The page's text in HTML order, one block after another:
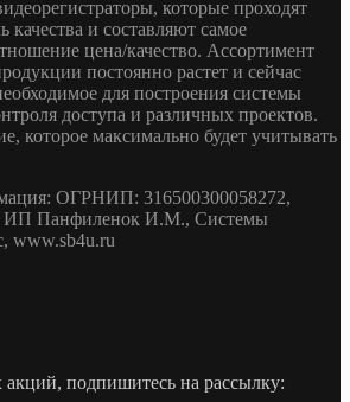
которые проходят
и составляют самое
цена/качество. Ассортимент
постоянно растет и сейчас
для построения системы
доступа и различных проектов.
которое максимально будет учитывать
ОГРНИП: 316500300058272,
ИП Панфиленок И.М., Системы
www.sb4u.ru
акций, подпишитесь на рассылку: